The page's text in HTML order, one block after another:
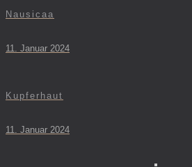
Nausicaa
11. Januar 2024
Kupferhaut
11. Januar 2024